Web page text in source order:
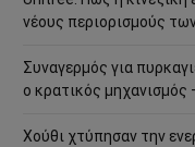
νέους περιορισμούς
Συναγερμός για
ο κρατικός
Χούθι χτύπησαν την